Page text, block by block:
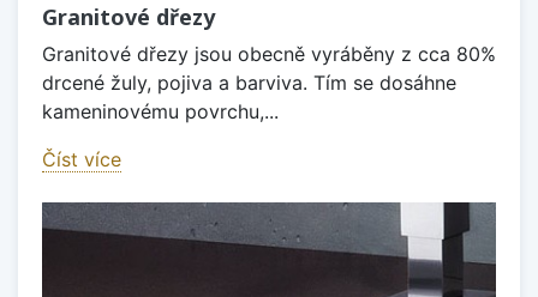
Granitové dřezy
Granitové dřezy jsou obecně vyráběny z cca 80%
drcené žuly, pojiva a barviva. Tím se dosáhne
kameninovému povrchu,...
Číst více